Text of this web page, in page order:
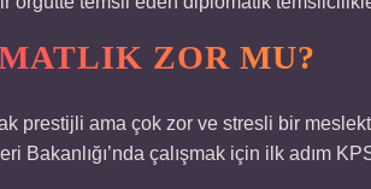
ZOR MU?
prestijli ama çok zor ve stresli bir
Bakanlığı’nda çalışmak için ilk adım